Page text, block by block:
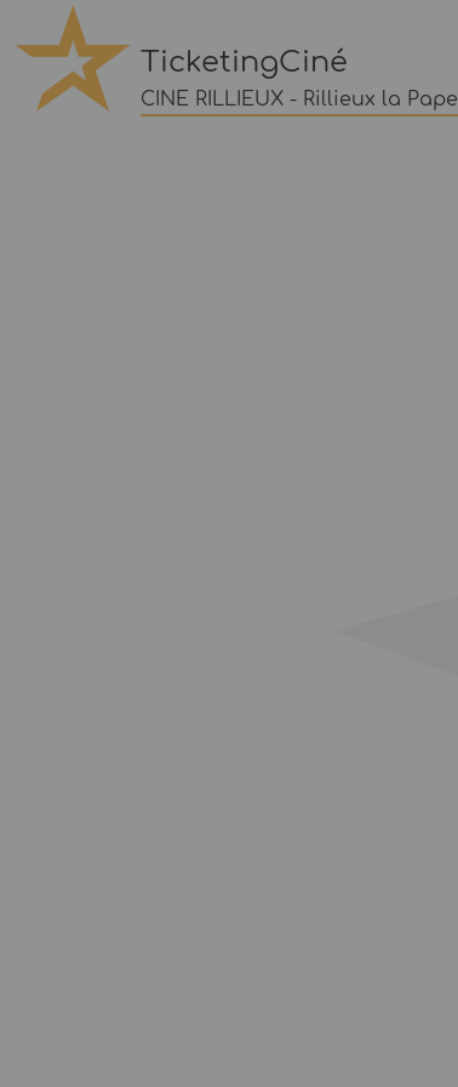
TicketingCiné
CINE RILLIEUX - Rillieux la Pape